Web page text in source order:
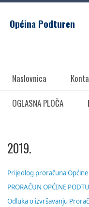
Općina Podturen
Naslovnica
OGLASNA PLOČA
2019.
Prijedlog proračuna
PRORAČUN OPĆINE
Odluka o izvršavanju